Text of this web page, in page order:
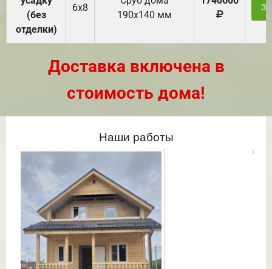
(без
отделки)
6х8
190х140 мм
Доставка включена в
стоимость дома!
Наши работы